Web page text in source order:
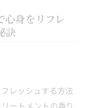
心身をリフレ
訣
レッシュする方法
ートメントの香り